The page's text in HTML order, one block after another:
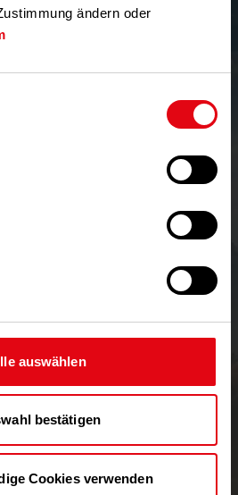
ändern oder
auswählen
bestätigen
Cookies verwenden
Aussagen abweichen.
keine Verpflichtung,
Aussagen aufgrund neuer
GmbH, deren Organe und
angepasst werden.
genannten
geschützten Marken, Waren-
jeweils einschlägigen
Schluss zu ziehen, dass
Kennzeichen nicht durch
selbst erstellte Grafiken,
und Texte